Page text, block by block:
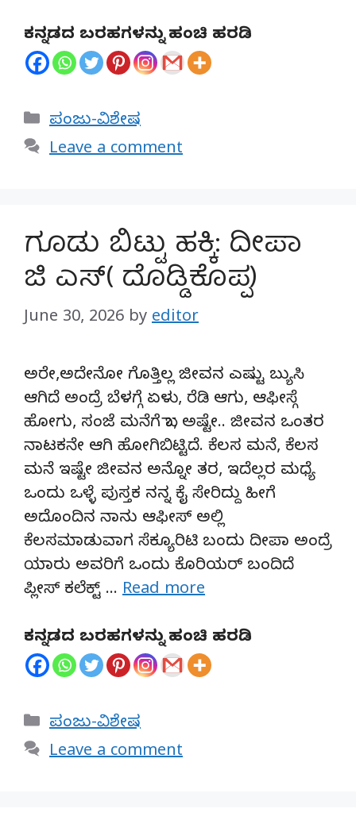
ಕನ್ನಡದ ಬರಹಗಳನ್ನು ಹಂಚಿ ಹರಡಿ
Categories
ಪಂಜು-ವಿಶೇಷ
Leave a comment
ಗೂಡು ಬಿಟ್ಟು ಹಕ್ಕಿ: ದೀಪಾ
ಜಿ ಎಸ್( ದೊಡ್ಡಿಕೊಪ್ಪ)
June 30, 2026 by editor
ಅರೇ,ಅದೇನೋ ಗೊತ್ತಿಲ್ಲ ಜೀವನ ಎಷ್ಟು ಬ್ಯುಸಿ
ಆಗಿದೆ ಅಂದ್ರೆ ಬೆಳಗ್ಗೆ ಏಳು, ರೆಡಿ ಆಗು, ಆಫೀಸ್ಗೆ
ಹೋಗು, ಸಂಜೆ ಮನೆಗೆ ಬಾ, ಅಷ್ಟೇ.. ಜೀವನ ಒಂತರ
ನಾಟಕನೇ ಆಗಿ ಹೋಗಿಬಿಟ್ಟಿದೆ. ಕೆಲಸ ಮನೆ, ಕೆಲಸ
ಮನೆ ಇಷ್ಟೇ ಜೀವನ ಅನ್ನೋ ತರ, ಇದೆಲ್ಲರ ಮಧ್ಯೆ
ಒಂದು ಒಳ್ಳೆ ಪುಸ್ತಕ ನನ್ನ ಕೈ ಸೇರಿದ್ದು ಹೀಗೆ
ಅದೊಂದಿನ ನಾನು ಆಫೀಸ್ ಅಲ್ಲಿ
ಕೆಲಸಮಾಡುವಾಗ ಸೆಕ್ಯೂರಿಟಿ ಬಂದು ದೀಪಾ ಅಂದ್ರೆ
ಯಾರು ಅವರಿಗೆ ಒಂದು ಕೊರಿಯರ್ ಬಂದಿದೆ
ಪ್ಲೀಸ್ ಕಲೆಕ್ಟ್ … Read more
ಕನ್ನಡದ ಬರಹಗಳನ್ನು ಹಂಚಿ ಹರಡಿ
Categories
ಪಂಜು-ವಿಶೇಷ
Leave a comment